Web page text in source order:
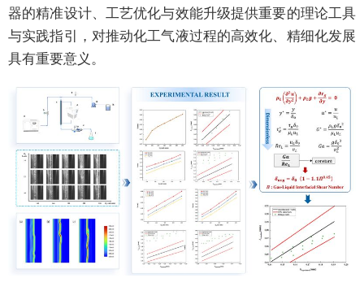
器的精准设计、工艺优化与效能升级提供重要的理论工具
与实践指引，对推动化工气液过程的高效化、精细化发展
具有重要意义。